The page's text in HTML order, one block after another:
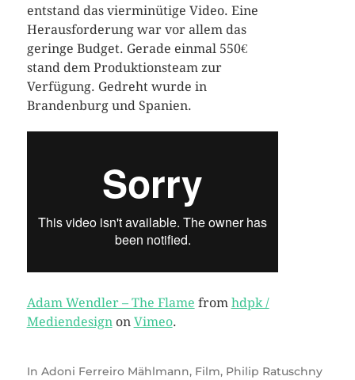
entstand das vierminütige Video. Eine
Herausforderung war vor allem das
geringe Budget. Gerade einmal 550€
stand dem Produktionsteam zur
Verfügung. Gedreht wurde in
Brandenburg und Spanien.
Adam Wendler – The Flame from hdpk /
Mediendesignon Vimeo.
In Adoni Ferreiro Mählmann, Film, Philip Ratuschny